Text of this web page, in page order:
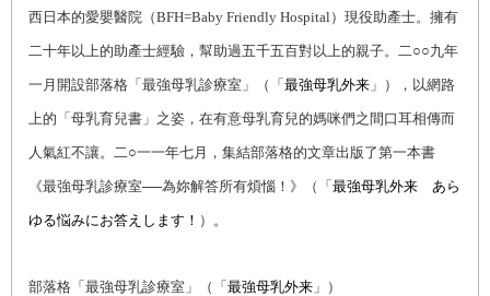
西日本的愛嬰醫院（BFH=Baby Friendly Hospital）現役助產士。擁有
二十年以上的助產士經驗，幫助過五千五百對以上的親子。二○○九年
一月開設部落格「最強母乳診療室」（「最強母乳外来 」），以網路
上的「母乳育兒書」之姿，在有意母乳育兒的媽咪們之間口耳相傳而
人氣紅不讓。 二○一一年七月，集結部落格的文章出版了第一本書
《最強母乳診療室──為妳解答所有煩惱！》（「最強母乳外来 あら
ゆる悩みにお答えします！ ）。
部落格「最強母乳診療室」（「最強母乳外来 」）